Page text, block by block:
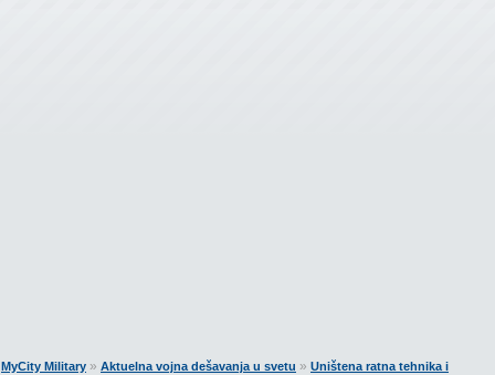
MyCity Military » Aktuelna vojna dešavanja u svetu » Uništena ratna tehnika i